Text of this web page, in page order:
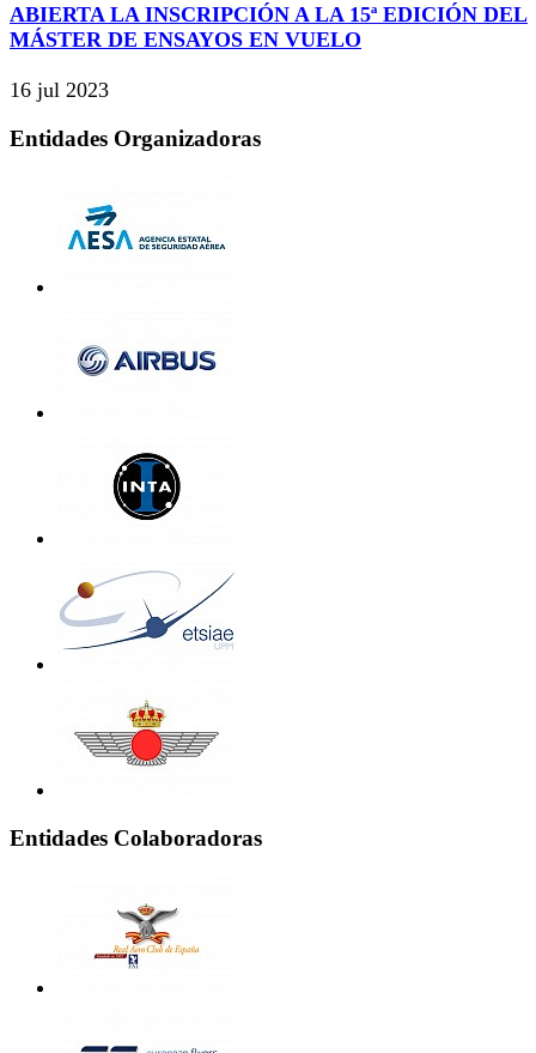
ABIERTA LA INSCRIPCIÓN A LA 15ª EDICIÓN DEL
MÁSTER DE ENSAYOS EN VUELO
16 jul 2023
Entidades Organizadoras
Entidades Colaboradoras